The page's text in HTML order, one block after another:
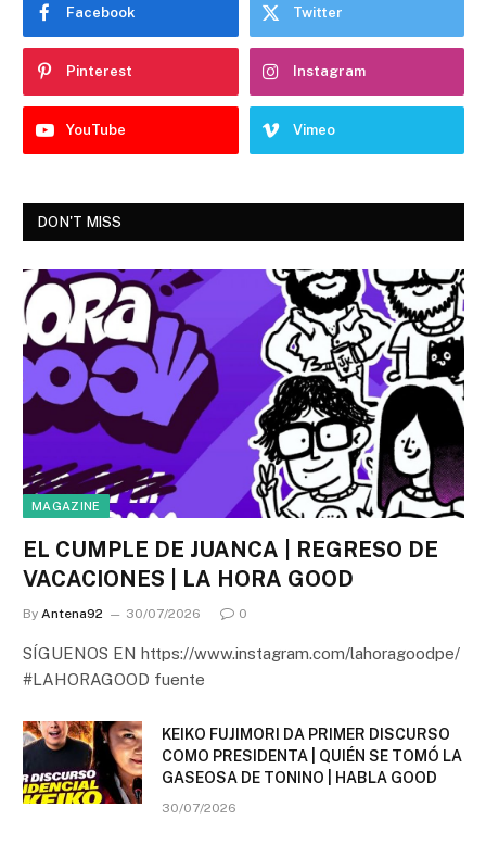
Facebook Twitter
Pinterest Instagram
YouTube Vimeo
DON'T MISS
MAGAZINE
EL CUMPLE DE JUANCA | REGRESO DE
VACACIONES | LA HORA GOOD
By Antena92 30/07/2026 0
SÍGUENOS EN https://www.instagram.com/lahoragoodpe/
#LAHORAGOOD fuente
KEIKO FUJIMORI DA PRIMER DISCURSO
COMO PRESIDENTA | QUIÉN SE TOMÓ LA
GASEOSA DE TONINO | HABLA GOOD
30/07/2026